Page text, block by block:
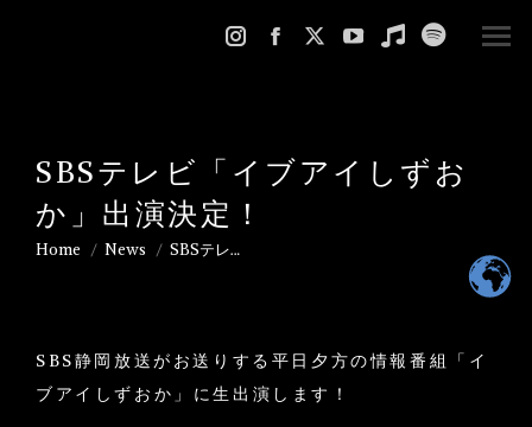
Instagram
new
window
Facebook
new
X
new
YouTube
new
Music
new
Spotify
new
SBSテレビ「イブアイしずお
か」出演決定！
You are here:
Home News SBSテレ…
SBS静岡放送がお送りする平日夕方の情報番組「イ
ブアイしずおか」に生出演します！